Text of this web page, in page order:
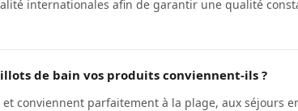
internationales afin de garantir une qualité
de bain vos produits conviennent-ils ?
conviennent parfaitement à la plage, aux séjours